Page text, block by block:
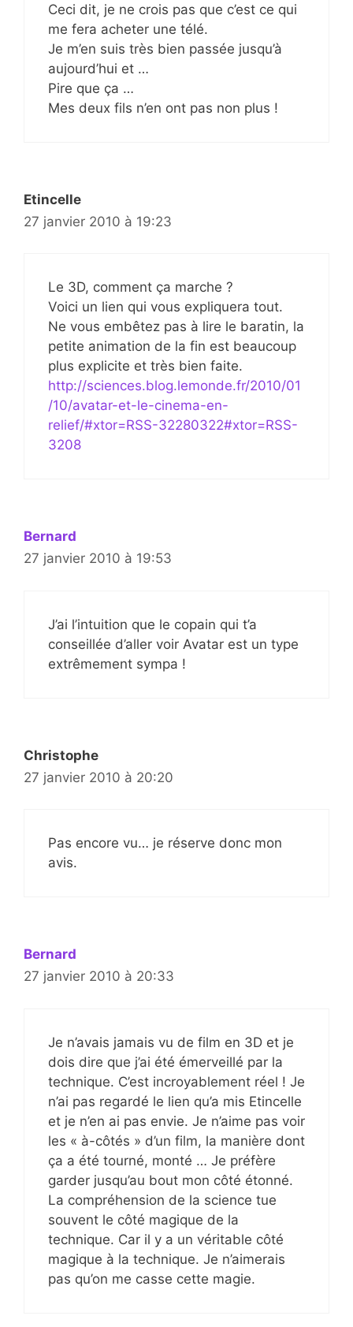
Ceci dit, je ne crois pas que c’est ce qui
me fera acheter une télé.
Je m’en suis très bien passée jusqu’à
aujourd’hui et …
Pire que ça …
Mes deux fils n’en ont pas non plus !
Etincelle
27 janvier 2010 à 19:23
Le 3D, comment ça marche ?
Voici un lien qui vous expliquera tout.
Ne vous embêtez pas à lire le baratin, la
petite animation de la fin est beaucoup
plus explicite et très bien faite.
http://sciences.blog.lemonde.fr/2010/01
/10/avatar-et-le-cinema-en-
relief/#xtor=RSS-32280322#xtor=RSS-
3208
Bernard
27 janvier 2010 à 19:53
J’ai l’intuition que le copain qui t’a
conseillée d’aller voir Avatar est un type
extrêmement sympa !
Christophe
27 janvier 2010 à 20:20
Pas encore vu… je réserve donc mon
avis.
Bernard
27 janvier 2010 à 20:33
Je n’avais jamais vu de film en 3D et je
dois dire que j’ai été émerveillé par la
technique. C’est incroyablement réel ! Je
n’ai pas regardé le lien qu’a mis Etincelle
et je n’en ai pas envie. Je n’aime pas voir
les « à-côtés » d’un film, la manière dont
ça a été tourné, monté … Je préfère
garder jusqu’au bout mon côté étonné.
La compréhension de la science tue
souvent le côté magique de la
technique. Car il y a un véritable côté
magique à la technique. Je n’aimerais
pas qu’on me casse cette magie.